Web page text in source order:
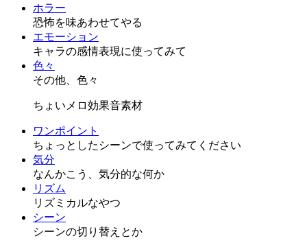
ホラー
恐怖を味あわせてやる
エモーション
キャラの感情表現に使ってみて
色々
その他、色々
ちょいメロ効果音素材
ワンポイント
ちょっとしたシーンで使ってみてください
気分
なんかこう、気分的な何か
リズム
リズミカルなやつ
シーン
シーンの切り替えとか